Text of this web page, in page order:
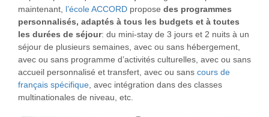
maintenant, l’école ACCORD propose des programmes
personnalisés, adaptés à tous les budgets et à toutes
les durées de séjour: du mini-stay de 3 jours et 2 nuits à un
séjour de plusieurs semaines, avec ou sans hébergement,
avec ou sans programme d’activités culturelles, avec ou sans
accueil personnalisé et transfert, avec ou sans cours de
français spécifique, avec intégration dans des classes
multinationales de niveau, etc.